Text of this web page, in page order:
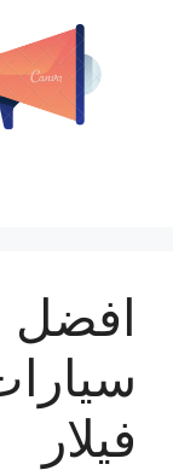
افضل
فيلار